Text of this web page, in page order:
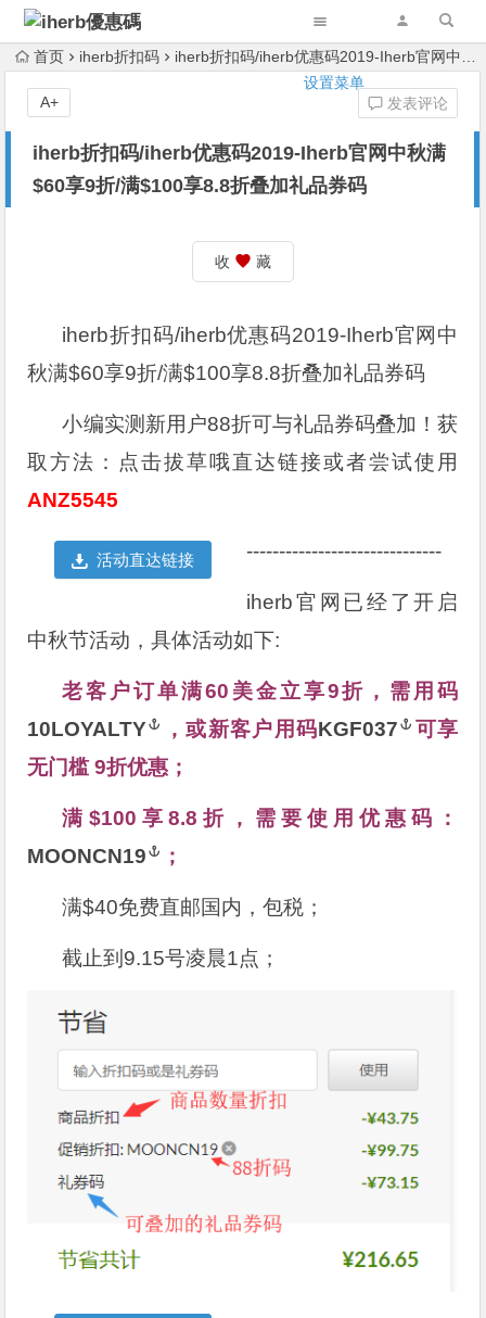
设置菜单
首页 iherb折扣码 iherb折扣码/iherb优惠码2019-Iherb官网中秋满$60享9折/满$100享8.8折叠加礼品券码
iherb折扣码/iherb优惠码2019-Iherb官网中秋满
$60享9折/满$100享8.8折叠加礼品券码
发表评论
A+
收 藏
iherb折扣码/iherb优惠码2019-Iherb官网中
秋满$60享9折/满$100享8.8折叠加礼品券码
小编实测新用户88折可与礼品券码叠加！获
取方法：点击拔草哦直达链接或者尝试使用
ANZ5545
活动直达链接 ------------------------------
iherb官网已经了开启
中秋节活动，具体活动如下:
老客户订单满60美金立享9折，需用码
10LOYALTY
，或新客户用码KGF037
可享
无门槛 9折优惠；
满$100享8.8折，需要使用优惠码：
MOONCN19
；
满$40免费直邮国内，包税；
截止到9.15号凌晨1点；